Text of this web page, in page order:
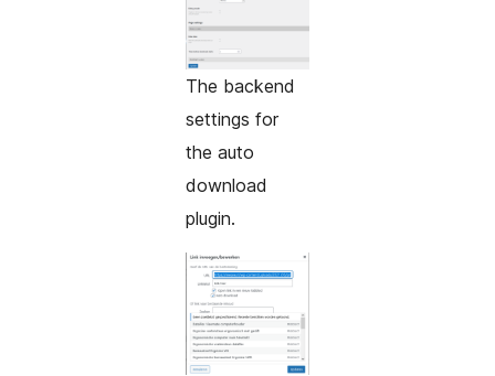
The backend
settings for
the auto
download
plugin.